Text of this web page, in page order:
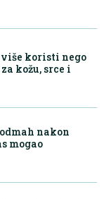
koristi nego
kožu, srce i
nakon
mogao